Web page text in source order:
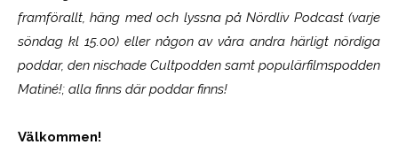
framförallt, häng med och lyssna på Nördliv Podcast (varje
söndag kl 15.00) eller någon av våra andra härligt nördiga
poddar, den nischade Cultpodden samt populärfilmspodden
Matiné!; alla finns där poddar finns!
Välkommen!